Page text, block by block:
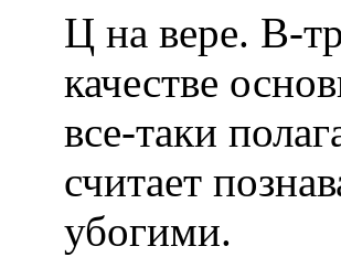
Ц на вере. В-
качестве
все-таки
считает
убогими.